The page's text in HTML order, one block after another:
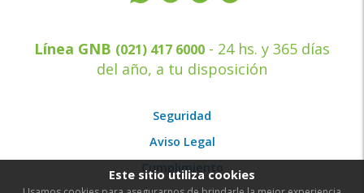
Línea GNB (021) 417 6000 - 24 hs. y 365 días
del año, a tu disposición
Seguridad
Aviso Legal
Cumplimiento
Este sitio utiliza cookies